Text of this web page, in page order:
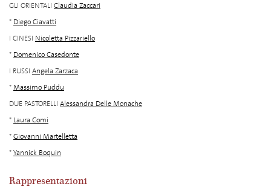
GLI ORIENTALI Claudia Zaccari
* Diego Ciavatti
I CINESI Nicoletta Pizzariello
* Domenico Casedonte
I RUSSI Angela Zarzaca
*Massimo Puddu
DUE PASTORELLI Alessandra Delle Monache
* Laura Comi
*Giovanni Martelletta
*Yannick Boquin
Rappresentazioni